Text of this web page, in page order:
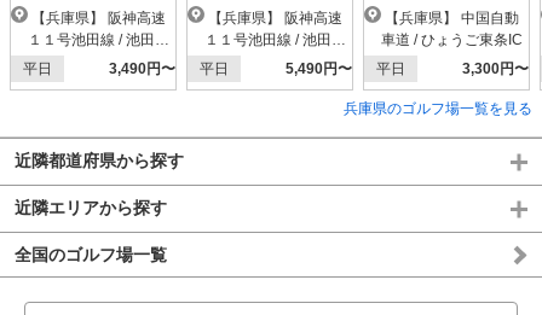
１１号池田線 / 池田木
部IC
平日 3,490円〜
１１号池田線 / 池田木
部IC
平日 5,490円〜
車道 / ひょうご東条IC
平日
3,300円〜
兵庫県のゴルフ場一覧を見る
近隣都道府県から探す
近隣エリアから探す
全国のゴルフ場一覧